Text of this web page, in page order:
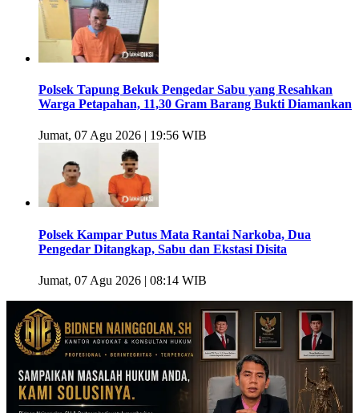
Polsek Tapung Bekuk Pengedar Sabu yang Resahkan
Warga Petapahan, 11,30 Gram Barang Bukti Diamankan
Jumat, 07 Agu 2026 | 19:56 WIB
Polsek Kampar Putus Mata Rantai Narkoba, Dua
Pengedar Ditangkap, Sabu dan Ekstasi Disita
Jumat, 07 Agu 2026 | 08:14 WIB